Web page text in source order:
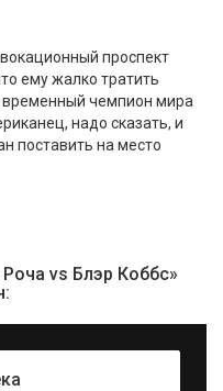
проспект
ему жалко тратить
временный чемпион мира
надо сказать, и
поставить на место
vs Блэр Коббс»